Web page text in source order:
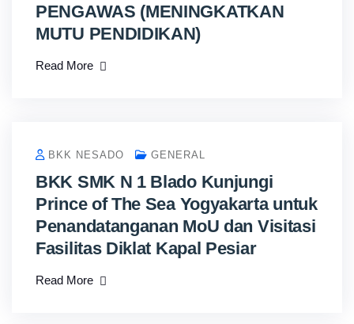
PENGAWAS (MENINGKATKAN
MUTU PENDIDIKAN)
Read More
BKK NESADO GENERAL
BKK SMK N 1 Blado Kunjungi
Prince of The Sea Yogyakarta untuk
Penandatanganan MoU dan Visitasi
Fasilitas Diklat Kapal Pesiar
Read More